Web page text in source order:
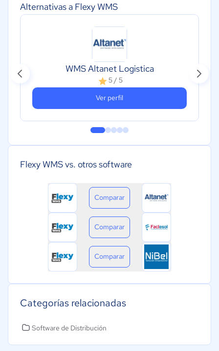
Alternativas a Flexy WMS
WMS Altanet Logistica
5 / 5
Ver perfil
Flexy WMS vs. otros software
Comparar
Comparar
Comparar
Categorías relacionadas
Software de Distribución